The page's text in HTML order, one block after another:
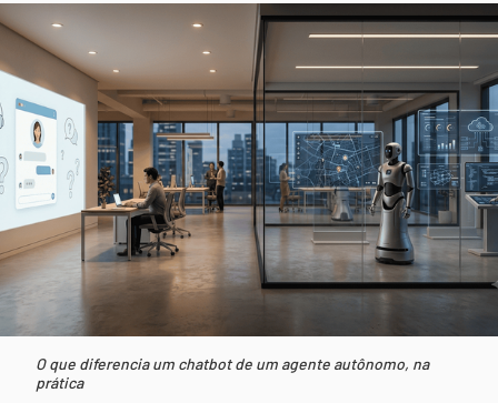
O que diferencia um chatbot de um agente autônomo, na
prática